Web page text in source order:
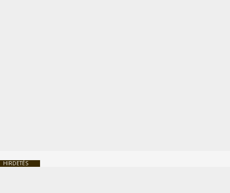
HIRDETÉS